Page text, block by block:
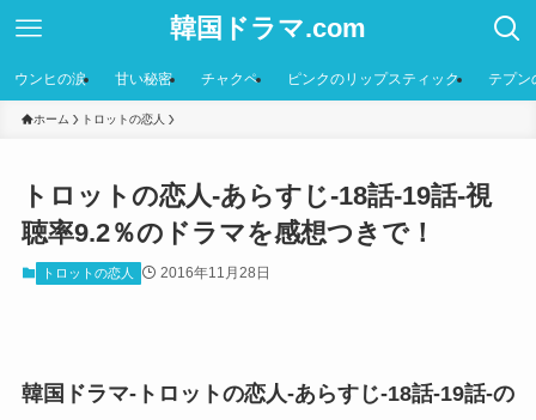
韓国ドラマ.com
ウンヒの涙 甘い秘密 チャクペ ピンクのリップスティック テプン
ホーム トロットの恋人
トロットの恋人-あらすじ-18話-19話-視
聴率9.2％のドラマを感想つきで！
トロットの恋人 2016年11月28日
韓国ドラマ-トロットの恋人-あらすじ-18話-19話-の